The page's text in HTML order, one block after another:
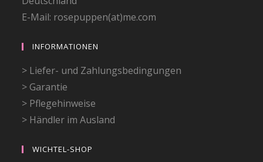
E-Mail: rosepuppen(at)me.com
INFORMATIONEN
> Liefer- und Zahlungsbedingungen
> Garantie
> Pflegehinweise
> Händler im Ausland
WICHTEL-SHOP